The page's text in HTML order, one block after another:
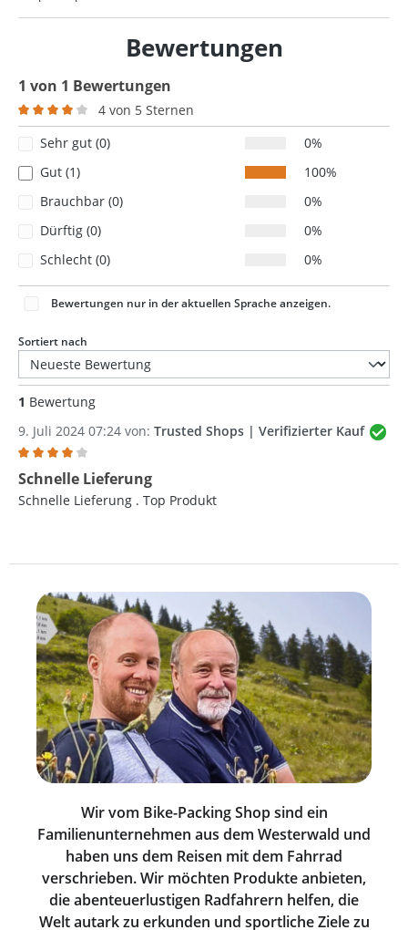
Bewertungen
1 von 1 Bewertungen
Durchschnittliche Bewertung von 4 von 5 Sternen
4 von 5 Sternen
Sehr gut (0)
0%
Gut (1)
100%
Brauchbar (0)
0%
Dürftig (0)
0%
Schlecht (0)
0%
Bewertungen nur in der aktuellen Sprache anzeigen.
Sortiert nach
1 Bewertung
9. Juli 2024 07:24 von: Trusted Shops | Verifizierter Kauf
Bewertung mit 4 von 5 Sternen
Schnelle Lieferung
Schnelle Lieferung . Top Produkt
Wir vom Bike-Packing Shop sind ein
Familienunternehmen aus dem Westerwald und
haben uns dem Reisen mit dem Fahrrad
verschrieben. Wir möchten Produkte anbieten,
die abenteuerlustigen Radfahrern helfen, die
Welt autark zu erkunden und sportliche Ziele zu